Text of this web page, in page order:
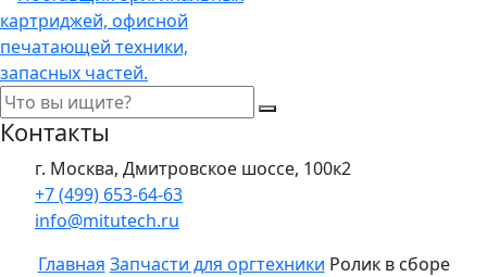
Контакты
г. Москва, Дмитровское шоссе, 100к2
+7 (499) 653-64-63
info@mitutech.ru
Главная Запчасти для оргтехники Ролик в сборе